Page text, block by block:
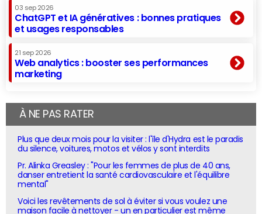
03 sep 2026
ChatGPT et IA génératives : bonnes pratiques
et usages responsables
21 sep 2026
Web analytics : booster ses performances
marketing
À NE PAS RATER
Plus que deux mois pour la visiter : l'île d'Hydra est le paradis
du silence, voitures, motos et vélos y sont interdits
Pr. Alinka Greasley : "Pour les femmes de plus de 40 ans,
danser entretient la santé cardiovasculaire et l'équilibre
mental"
Voici les revêtements de sol à éviter si vous voulez une
maison facile à nettoyer - un en particulier est même